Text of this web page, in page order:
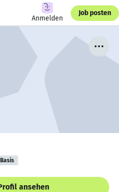
Anmelden
Job posten
Basis
ansehen